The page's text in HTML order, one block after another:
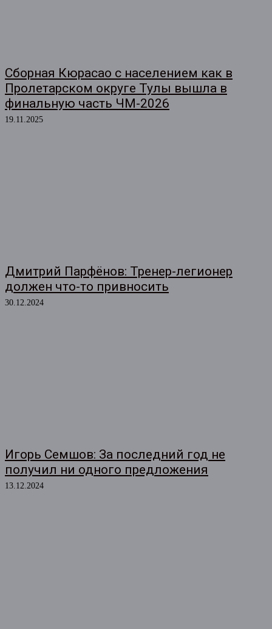
Сборная Кюрасао с населением как в
Пролетарском округе Тулы вышла в
финальную часть ЧМ-2026
19.11.2025
Дмитрий Парфёнов: Тренер-легионер
должен что-то привносить
30.12.2024
Игорь Семшов: За последний год не
получил ни одного предложения
13.12.2024